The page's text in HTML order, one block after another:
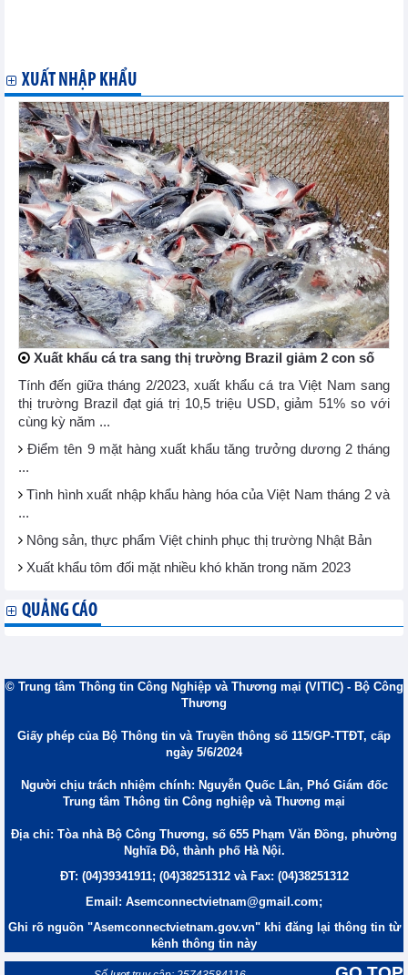
XUẤT NHẬP KHẨU
Xuất khẩu cá tra sang thị trường Brazil giảm 2 con số
Tính đến giữa tháng 2/2023, xuất khẩu cá tra Việt Nam sang
thị trường Brazil đạt giá trị 10,5 triệu USD, giảm 51% so với
cùng kỳ năm ...
Điểm tên 9 mặt hàng xuất khẩu tăng trưởng dương 2 tháng
...
Tình hình xuất nhập khẩu hàng hóa của Việt Nam tháng 2 và
...
Nông sản, thực phẩm Việt chinh phục thị trường Nhật Bản
Xuất khẩu tôm đối mặt nhiều khó khăn trong năm 2023
QUẢNG CÁO
© Trung tâm Thông tin Công Nghiệp và Thương mại (VITIC) - Bộ Công
Thương
Giấy phép của Bộ Thông tin và Truyền thông số 115/GP-TTĐT, cấp
ngày 5/6/2024
Người chịu trách nhiệm chính: Nguyễn Quốc Lân, Phó Giám đốc
Trung tâm Thông tin Công nghiệp và Thương mại
Địa chỉ: Tòa nhà Bộ Công Thương, số 655 Phạm Văn Đồng, phường
Nghĩa Đô, thành phố Hà Nội.
ĐT: (04)39341911; (04)38251312 và Fax: (04)38251312
Email: Asemconnectvietnam@gmail.com;
Ghi rõ nguồn "Asemconnectvietnam.gov.vn" khi đăng lại thông tin từ
kênh thông tin này